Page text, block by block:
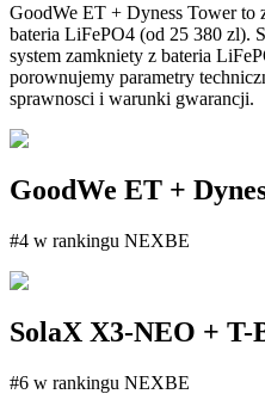
GoodWe ET + Dyness Towerto
bateria LiFePO4 (od 25 380 zl).
system zamkniety z bateria
porownujemy parametry
sprawnosci i warunki gwarancji.
GoodWe ET +
#4 w rankingu NEXBE
SolaX X3-NEO + T-
#6 w rankingu NEXBE